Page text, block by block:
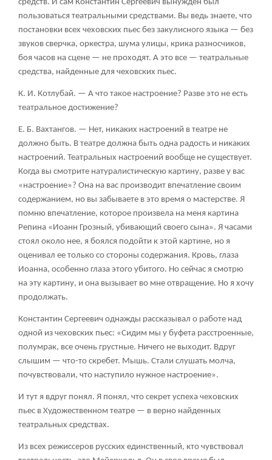
средств. И сам Константин Сергеевич вынужден был
пользоваться театральными средствами. Вы ведь знаете, что
постановки всех чеховских пьес без закулисного языка — без
звуков сверчка, оркестра, шума улицы, крика разносчиков,
боя часов на сцене — не проходят. А это все — театральные
средства, найденные для чеховских пьес.
К. И. Котлубай. — А что такое настроение? Разве это не есть
театральное достижение?
Е. Б. Вахтангов. — Нет, никаких настроений в театре не
должно быть. В театре должна быть одна радость и никаких
настроений. Театральных настроений вообще не существует.
Когда вы смотрите натуралистическую картину, разве у вас
«настроение»? Она на вас производит впечатление своим
содержанием, но вы забываете в это время о мастерстве. Я
помню впечатление, которое произвела на меня картина
Репина «Иоанн Грозный, убивающий своего сына». Я часами
стоял около нее, я боялся подойти к этой картине, но я
оценивал ее только со стороны содержания. Кровь, глаза
Иоанна, особенно глаза этого убитого. Но сейчас я смотрю
на эту картину, и она вызывает во мне отвращение. Но я хочу
продолжать.
Константин Сергеевич однажды рассказывал о работе над
одной из чеховских пьес: «Сидим мы у буфета расстроенные,
полумрак, все очень грустные. Ничего не выходит. Вдруг
слышим — что-то скребет. Мышь. Стали слушать молча,
почувствовали, что наступило нужное настроение».
И тут я вдруг понял. Я понял, что секрет успеха чеховских
пьес в Художественном театре — в верно найденных
театральных средствах.
Из всех режиссеров русских единственный, кто чувствовал